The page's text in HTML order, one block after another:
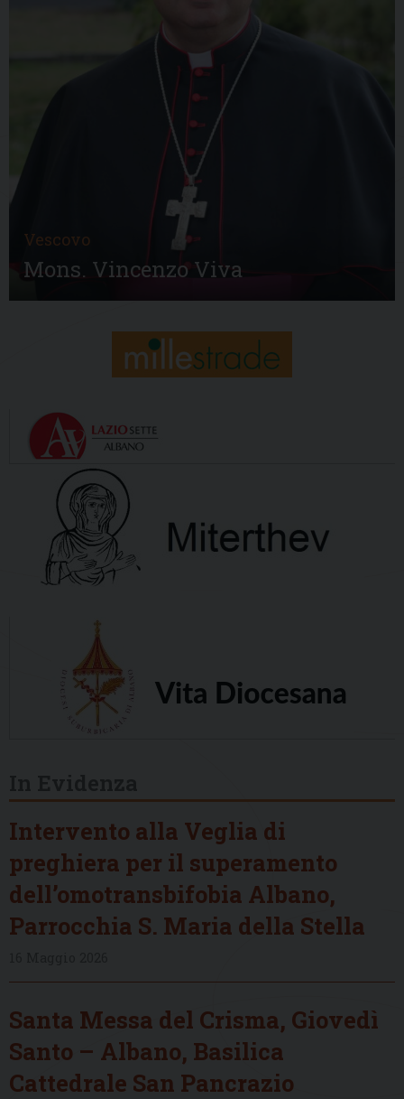
Vescovo
Mons. Vincenzo Viva
Intervento alla Veglia di
preghiera per il superamento
dell’omotransbifobia Albano,
Parrocchia S. Maria della Stella
Santa Messa del Crisma, Giovedì
Santo – Albano, Basilica
Cattedrale San Pancrazio